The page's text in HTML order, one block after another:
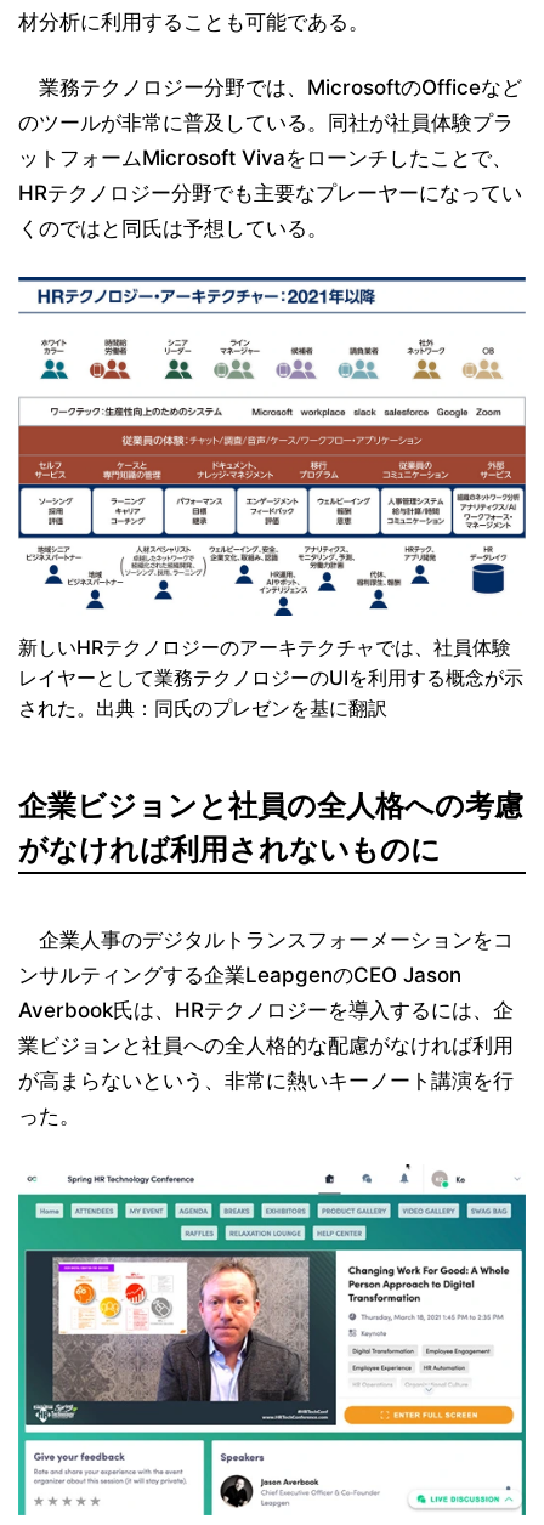
材分析に利用することも可能である。
業務テクノロジー分野では、MicrosoftのOfficeなど
のツールが非常に普及している。同社が社員体験プラ
ットフォームMicrosoft Vivaをローンチしたことで、
HRテクノロジー分野でも主要なプレーヤーになってい
くのではと同氏は予想している。
新しいHRテクノロジーのアーキテクチャでは、社員体験
レイヤーとして業務テクノロジーのUIを利用する概念が示
された。出典：同氏のプレゼンを基に翻訳
企業ビジョンと社員の全人格への考慮
がなければ利用されないものに
企業人事のデジタルトランスフォーメーションをコ
ンサルティングする企業LeapgenのCEO Jason
Averbook氏は、HRテクノロジーを導入するには、企
業ビジョンと社員への全人格的な配慮がなければ利用
が高まらないという、非常に熱いキーノート講演を行
った。